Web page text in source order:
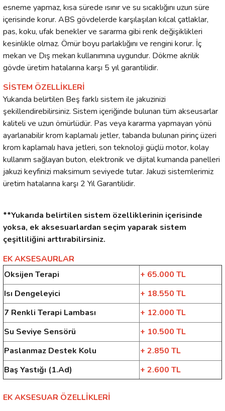
esneme yapmaz, kısa sürede ısınır ve su sıcaklığını uzun süre
içerisinde korur. ABS gövdelerde karşılaşılan kılcal çatlaklar,
pas, koku, ufak benekler ve sararma gibi renk değişiklikleri
kesinlikle olmaz. Ömür boyu parlaklığını ve rengini korur. İç
mekan ve Dış mekan kullanımına uygundur. Dökme akrilik
gövde üretim hatalarına karşı 5 yıl garantilidir.
SİSTEM ÖZELLİKLERİ
Yukarıda belirtilen Beş farklı sistem ile jakuzinizi
şekillendirebilirsiniz. Sistem içeriğinde bulunan tüm akseusarlar
kaliteli ve uzun ömürlüdür. Pas veya kararma yapmayan yönü
ayarlanabilir krom kaplamalı jetler, tabanda bulunan pirinç üzeri
krom kaplamalı hava jetleri, son teknoloji güçlü motor, kolay
kullanım sağlayan buton, elektronik ve dijital kumanda panelleri
jakuzi keyfinizi maksimum seviyede tutar. Jakuzi sistemlerimiz
üretim hatalarına karşı 2 Yıl Garantilidir.
**Yukarıda belirtilen sistem özelliklerinin içerisinde
yoksa, ek aksesuarlardan seçim yaparak sistem
çeşitliliğini arttırabilirsiniz.
EK AKSESAURLAR
Oksijen Terapi
+ 65.000 TL
Isı Dengeleyici
+ 18.550 TL
7 Renkli Terapi Lambası
+ 12.000 TL
Su Seviye Sensörü
+ 10.500 TL
Paslanmaz Destek Kolu
+ 2.850 TL
Baş Yastığı (1.Ad)
+ 2.600 TL
EK AKSESUAR ÖZELLİKLERİ